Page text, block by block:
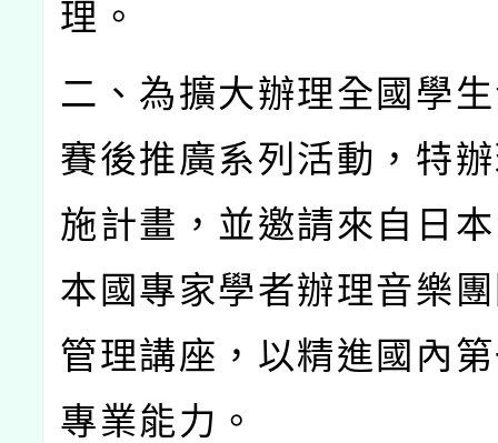
理。
二、為擴大辦理全國學
賽後推廣系列活動，特
施計畫，並邀請來自日
本國專家學者辦理音樂
管理講座，以精進國內
專業能力。